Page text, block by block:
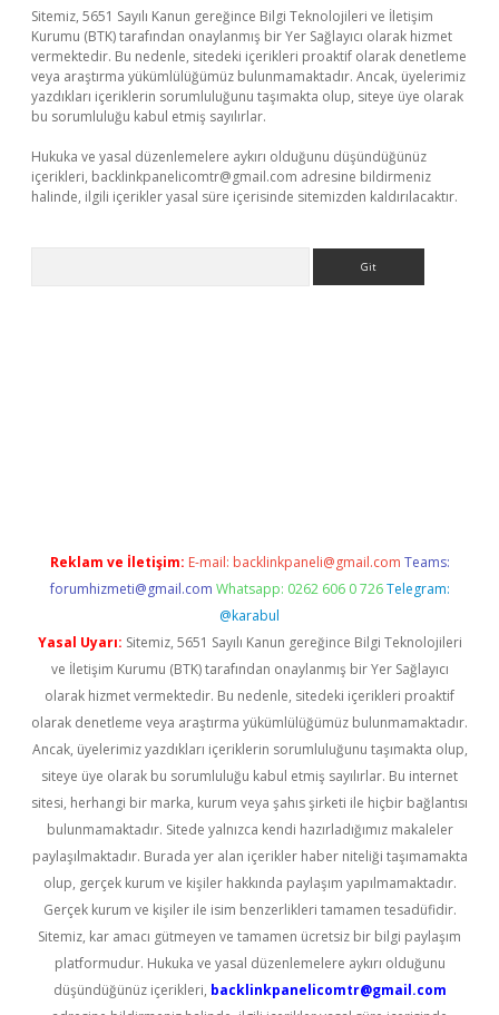
Sitemiz, 5651 Sayılı Kanun gereğince Bilgi Teknolojileri ve İletişim
Kurumu (BTK) tarafından onaylanmış bir Yer Sağlayıcı olarak hizmet
vermektedir. Bu nedenle, sitedeki içerikleri proaktif olarak denetleme
veya araştırma yükümlülüğümüz bulunmamaktadır. Ancak, üyelerimiz
yazdıkları içeriklerin sorumluluğunu taşımakta olup, siteye üye olarak
bu sorumluluğu kabul etmiş sayılırlar.
Hukuka ve yasal düzenlemelere aykırı olduğunu düşündüğünüz
içerikleri, backlinkpanelicomtr@gmail.com adresine bildirmeniz
halinde, ilgili içerikler yasal süre içerisinde sitemizden kaldırılacaktır.
Reklam ve İletişim: E-mail: backlinkpaneli@gmail.com Teams:
forumhizmeti@gmail.com Whatsapp: 0262 606 0 726 Telegram:
@karabul
Yasal Uyarı: Sitemiz, 5651 Sayılı Kanun gereğince Bilgi Teknolojileri
ve İletişim Kurumu (BTK) tarafından onaylanmış bir Yer Sağlayıcı
olarak hizmet vermektedir. Bu nedenle, sitedeki içerikleri proaktif
olarak denetleme veya araştırma yükümlülüğümüz bulunmamaktadır.
Ancak, üyelerimiz yazdıkları içeriklerin sorumluluğunu taşımakta olup,
siteye üye olarak bu sorumluluğu kabul etmiş sayılırlar. Bu internet
sitesi, herhangi bir marka, kurum veya şahıs şirketi ile hiçbir bağlantısı
bulunmamaktadır. Sitede yalnızca kendi hazırladığımız makaleler
paylaşılmaktadır. Burada yer alan içerikler haber niteliği taşımamakta
olup, gerçek kurum ve kişiler hakkında paylaşım yapılmamaktadır.
Gerçek kurum ve kişiler ile isim benzerlikleri tamamen tesadüfidir.
Sitemiz, kar amacı gütmeyen ve tamamen ücretsiz bir bilgi paylaşım
platformudur. Hukuka ve yasal düzenlemelere aykırı olduğunu
düşündüğünüz içerikleri, backlinkpanelicomtr@gmail.com